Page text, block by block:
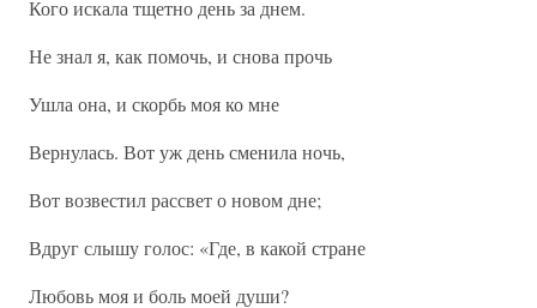
Кого искала тщетно день за днем.
Не знал я, как помочь, и снова прочь
Ушла она, и скорбь моя ко мне
Вернулась. Вот уж день сменила ночь,
Вот возвестил рассвет о новом дне;
Вдруг слышу голос: «Где, в какой стране
Любовь моя и боль моей души?